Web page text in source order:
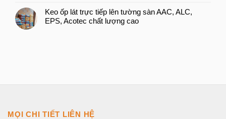
Keo ốp lát trực tiếp lên tường sàn AAC, ALC,
EPS, Acotec chất lượng cao
MỌI CHI TIẾT LIÊN HỆ